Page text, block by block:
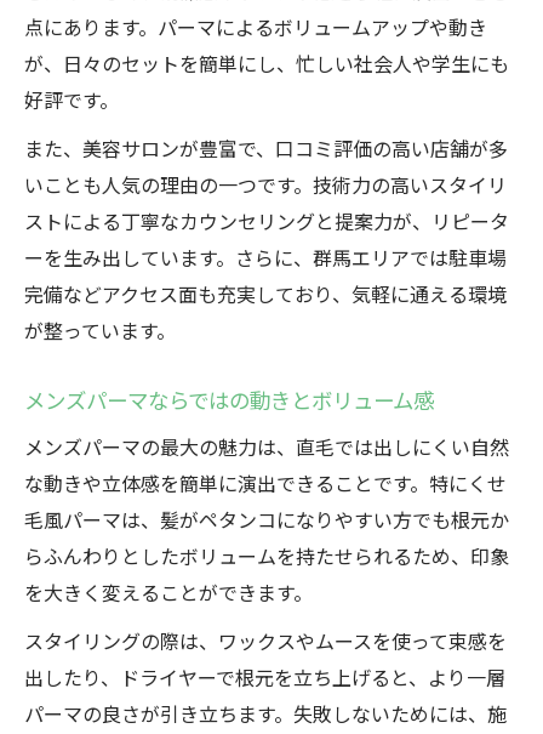
点にあります。パーマによるボリュームアップや動き
が、日々のセットを簡単にし、忙しい社会人や学生にも
好評です。
また、美容サロンが豊富で、口コミ評価の高い店舗が多
いことも人気の理由の一つです。技術力の高いスタイリ
ストによる丁寧なカウンセリングと提案力が、リピータ
ーを生み出しています。さらに、群馬エリアでは駐車場
完備などアクセス面も充実しており、気軽に通える環境
が整っています。
メンズパーマならではの動きとボリューム感
メンズパーマの最大の魅力は、直毛では出しにくい自然
な動きや立体感を簡単に演出できることです。特にくせ
毛風パーマは、髪がペタンコになりやすい方でも根元か
らふんわりとしたボリュームを持たせられるため、印象
を大きく変えることができます。
スタイリングの際は、ワックスやムースを使って束感を
出したり、ドライヤーで根元を立ち上げると、より一層
パーマの良さが引き立ちます。失敗しないためには、施